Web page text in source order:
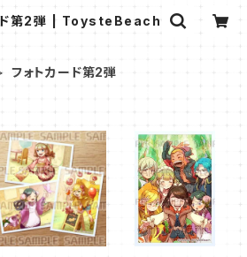
ド第2弾 | ToysteBeach
フォトカード第2弾